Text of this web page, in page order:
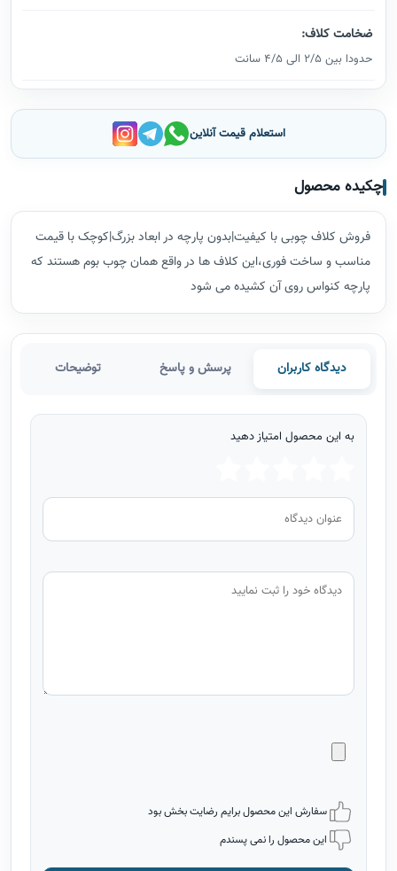
ضخامت کلاف:
حدودا بین 2/5 الی 4/5 سانت
استعلام قیمت آنلاین
چکیده محصول
فروش کلاف چوبی با کیفیت|بدون پارچه در ابعاد بزرگ|کوچک با قیمت
مناسب و ساخت فوری،این کلاف ها در واقع همان چوب بوم هستند که
پارچه کنواس روی آن کشیده می شود
دیدگاه کاربران پرسش و پاسخ توضیحات
به این محصول امتیاز دهید
سفارش این محصول برایم رضایت بخش بود
این محصول را نمی پسندم